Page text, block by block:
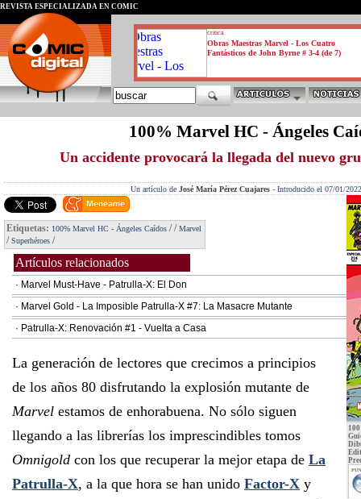
critica
Obras Maestras Marvel - Los Cuatro
Fantásticos de John Byrne # 3-4 (de 7)
REVISTA ESPECIALIZADA EN CÓMIC
100% Marvel HC - Ángeles
Un accidente provocará la llegada del nuevo
Un artículo de José María Pérez Cuajares- Introducido el 07/01/2022
Etiquetas: 100% Marvel HC - Ángeles Caídos //Marvel
/Superhéroes /
Artículos relacionados
· Marvel Must-Have - Patrulla-X: El Don
· Marvel Gold - La Imposible Patrulla-X #7: La Masacre Mutante
· Patrulla-X: Renovación #1 - Vuelta a Casa
La generación de lectores que crecimos a principios
de los años 80 disfrutando la explosión mutante de
Marvel estamos de enhorabuena. No sólo siguen
llegando a las librerías los imprescindibles tomos
Omnigold con los que recuperar la mejor etapa de La
Patrulla-X, a la que hora se han unido Factor-X y